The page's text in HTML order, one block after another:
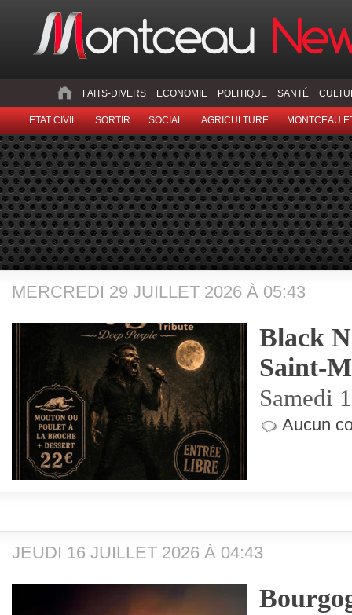
FAITS-DIVERS ECONOMIE POLITIQUE SANTÉ
ETAT CIVIL SORTIR SOCIAL AGRICULTURE MONTCEAU
MERCREDI 29 JUILLET 2026 À 05:43
Black
Saint-
Samedi
Aucun
JEUDI 16 JUILLET 2026 À 04:43